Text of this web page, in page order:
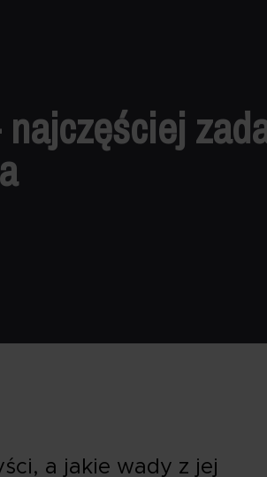
najczęściej
a jakie wady z jej